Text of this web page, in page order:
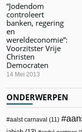
“Jodendom
controleert
banken, regering
en
wereldeconomie”:
Voorzitster Vrije
Christen
Democraten
14 Mei 2013
ONDERWERPEN
aalst carnaval (11)